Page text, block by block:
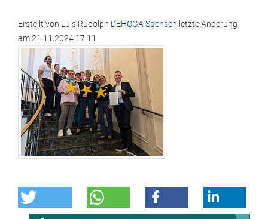
Erstellt von Luis Rudolph DEHOGA Sachsen letzte Änderung
am21.11.2024 17:11